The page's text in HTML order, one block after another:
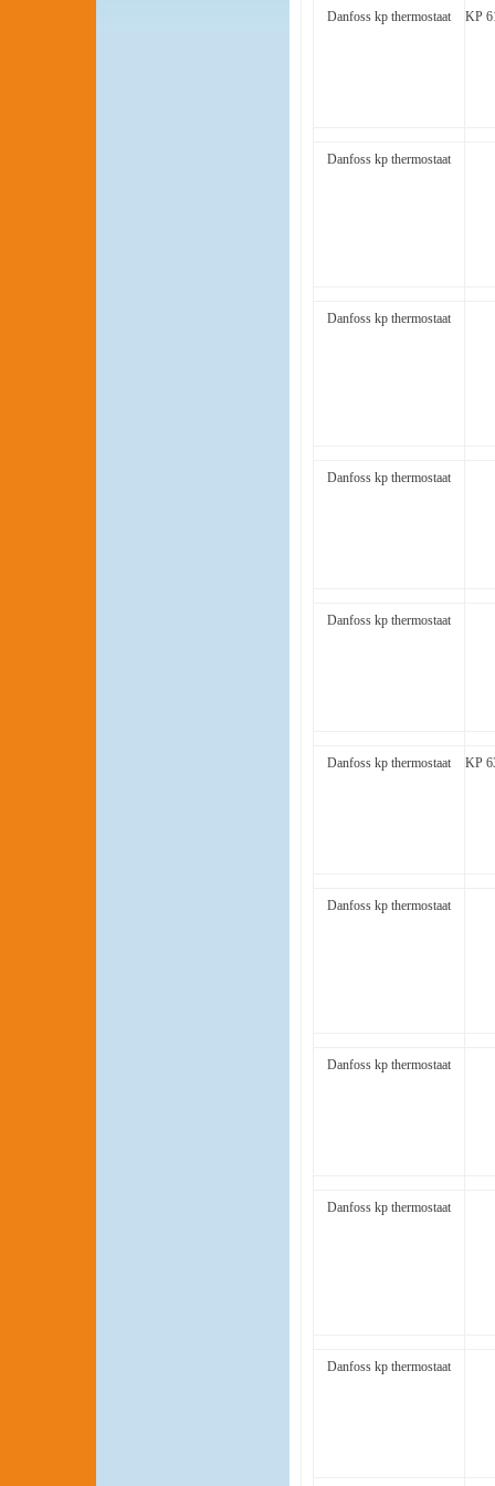
Danfoss kp thermostaat KP
Danfoss kp thermostaat
Danfoss kp thermostaat
Danfoss kp thermostaat
Danfoss kp thermostaat
Danfoss kp thermostaat KP
Danfoss kp thermostaat
Danfoss kp thermostaat
Danfoss kp thermostaat
Danfoss kp thermostaat